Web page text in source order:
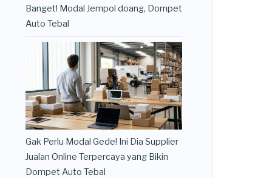
Banget! Modal Jempol doang, Dompet
Auto Tebal
Gak Perlu Modal Gede! Ini Dia Supplier
Jualan Online Terpercaya yang Bikin
Dompet Auto Tebal